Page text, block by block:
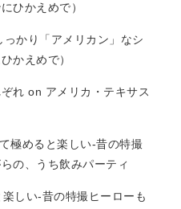
ひかえめで）
っかり「アメリカン」なシ
かえめで）
れ on アメリカ・テキサス
極めると楽しい-昔の特撮
の、うち飲みパーティ
しい-昔の特撮ヒーローも